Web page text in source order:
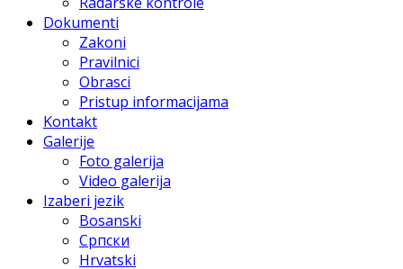
Dokumenti
Zakoni
Pravilnici
Obrasci
Pristup informacijama
Kontakt
Galerije
Foto galerija
Video galerija
Izaberi jezik
Bosanski
Српски
Hrvatski